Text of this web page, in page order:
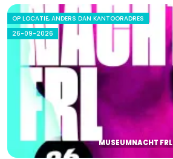
OP LOCATIE, ANDERS DAN KANTOORADRES
26-09-2026
MUSEUMNACHT FRL